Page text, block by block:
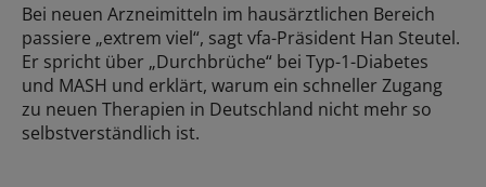
Bei neuen Arzneimitteln im hausärztlichen Bereich
passiere „extrem viel“, sagt vfa-Präsident Han Steutel.
Er spricht über „Durchbrüche“ bei Typ-1-Diabetes
und MASH und erklärt, warum ein schneller Zugang
zu neuen Therapien in Deutschland nicht mehr so
selbstverständlich ist.